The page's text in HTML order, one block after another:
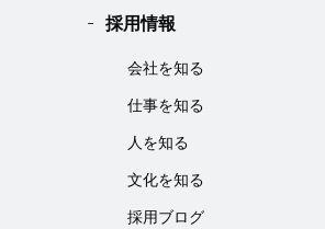
採用情報
会社を知る
仕事を知る
人を知る
文化を知る
採用ブログ